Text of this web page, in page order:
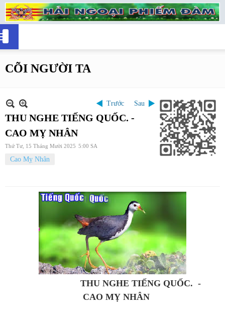
CÕI NGƯỜI TA
Trước Sau
THU NGHE TIẾNG QUỐC. -
CAO MỴ NHÂN
Thứ Tư, 15 Tháng Mười 2025 5:00 SA
Cao Mỵ Nhân
THU NGHE TIẾNG QUỐC. -
CAO MỴ NHÂN